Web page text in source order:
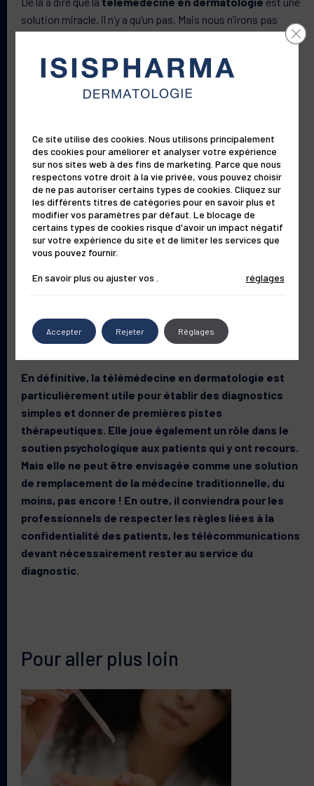
Votre peau
Le laboratoire
Le magazine
solution miracle, il n’y a qu’un pas. Mais nous n’irons pas
utilisée en complément de l’exercice médical classique. Car
si son intérêt n’est plus à prouver, notamment dans certains
cas (dépistage de pathologies simples, conseils, suivi de
Ainsi, latélédermatologie ne permet pasl’aspect
tridimensionnel de la consultation, qui facilite la
communication directe avec le patient. Elle n’offre pas la
possibilité de palper certaines lésions, orle toucher est
clé dans le cadre d’un diagnostic en dermatologie. Par
ailleurs, cette pratique peut aussi révéler des lacunes d’un
dermatologue sont de mauvaise qualité, le diagnostic peut
certitudes quant à la réduction des coûts liés à la
télédermatologie.
En définitive, la télémédecine en dermatologie est
particulièrement utile pour établir des diagnostics
simples et donner de premières pistes
thérapeutiques. Elle joue également un rôle dans le
soutien psychologique aux patients qui y ont recours.
Mais elle ne peut être envisagée comme une solution
de remplacement de la médecine traditionnelle, du
moins, pas encore ! En outre, il conviendra pour les
professionnels de respecter les règles liées à la
confidentialité des patients, les télécommunications
devant nécessairement rester au service du
diagnostic.
Pour aller plus loin
Ce site utilise des cookies. Nous utilisons principalement
des cookies pour améliorer et analyser votre expérience
sur nos sites web à des fins de marketing. Parce que nous
respectons votre droit à la vie privée, vous pouvez choisir
de ne pas autoriser certains types de cookies. Cliquez sur
les différents titres de catégories pour en savoir plus et
modifier vos paramètres par défaut. Le blocage de
certains types de cookies risque d'avoir un impact négatif
sur votre expérience du site et de limiter les services que
vous pouvez fournir.
En savoir plus ou ajuster vos réglages
Accepter Rejeter Réglages